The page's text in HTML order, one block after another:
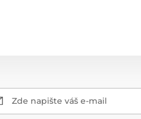
Zde napište váš e-mail